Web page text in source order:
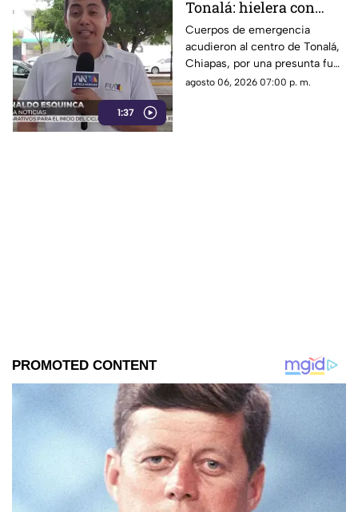
1:37
Tonalá: hielera con
material peligroso
genera movilización de
emergencia
Cuerpos de emergencia
acudieron al centro de Tonalá,
Chiapas, por una presunta fuga
de amoniaco en una hielería.
agosto 06, 2026 07:00 p. m.